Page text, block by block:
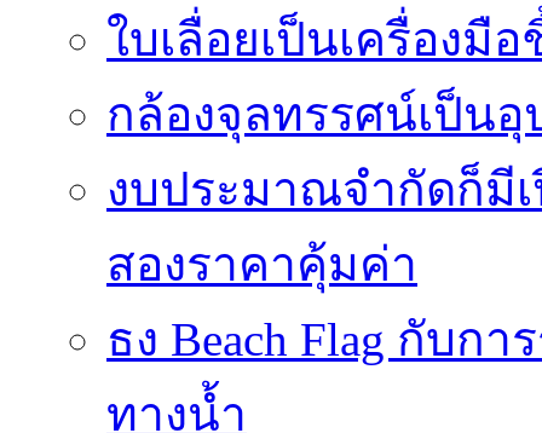
ใบเลื่อยเป็นเครื่อง
กล้องจุลทรรศน์เป็น
งบประมาณจำกัดก็มี
สองราคาคุ้มค่า
ธง Beach Flag กับก
ทางน้ำ